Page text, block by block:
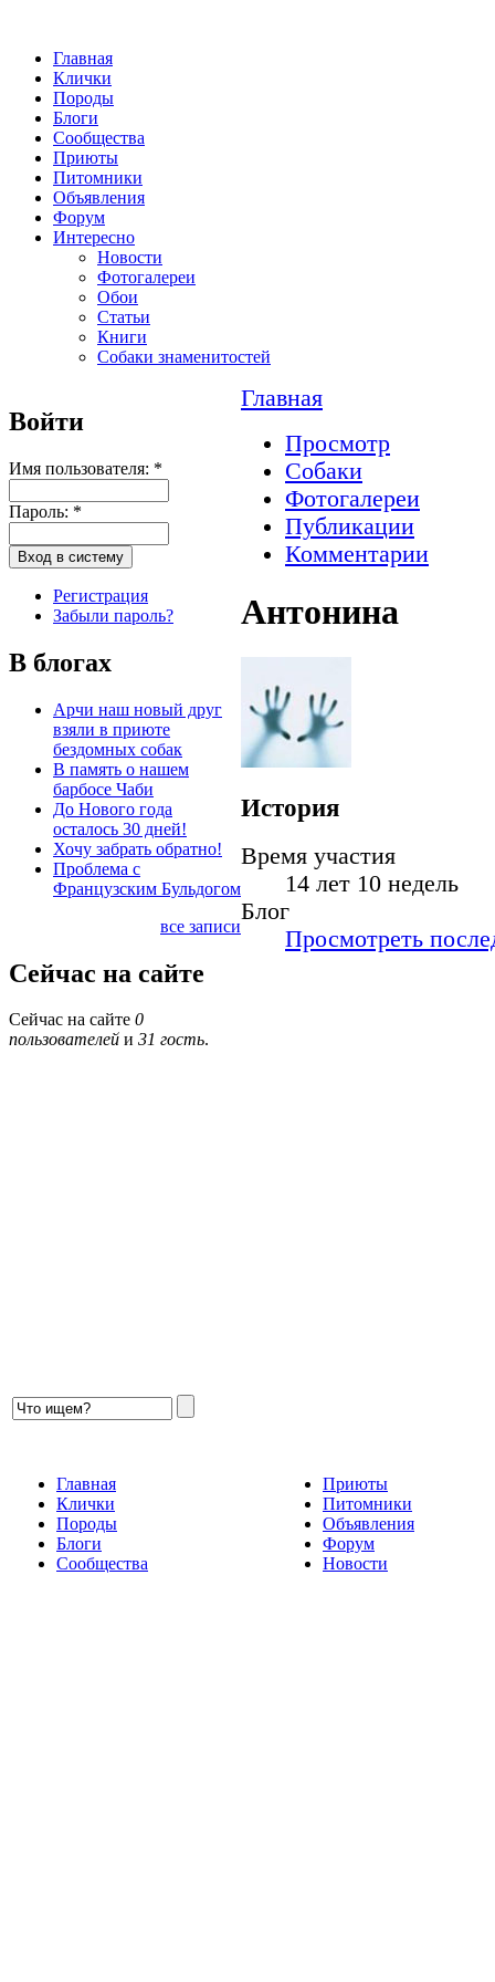
Главная
Клички
Породы
Блоги
Сообщества
Приюты
Питомники
Объявления
Форум
Интересно
Новости
Фотогалереи
Обои
Статьи
Книги
Собаки знаменитостей
Войти
Имя пользователя: *
Пароль: *
Регистрация
Забыли пароль?
В блогах
Арчи наш новый друг
взяли в приюте
бездомных собак
В память о нашем
барбосе Чаби
До Нового года
осталось 30 дней!
Хочу забрать обратно!
Проблема с
Французским Бульдогом
все записи
Сейчас на сайте
Сейчас на сайте 0
пользователей и 31 гость.
Главная
Просмотр
Собаки
Фотогалереи
Публикации
Комментарии
Антонина
История
Время участия
14 лет 10 недель
Блог
Просмотреть
Главная
Клички
Породы
Блоги
Сообщества
Приюты
Питомники
Объявления
Форум
Новости